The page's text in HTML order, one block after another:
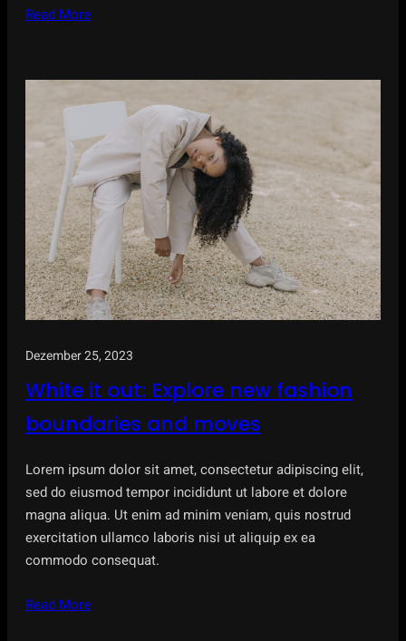
Read More
Dezember 25, 2023
White it out: Explore new fashion
boundaries and moves
Lorem ipsum dolor sit amet, consectetur adipiscing elit,
sed do eiusmod tempor incididunt ut labore et dolore
magna aliqua. Ut enim ad minim veniam, quis nostrud
exercitation ullamco laboris nisi ut aliquip ex ea
commodo consequat.
Read More